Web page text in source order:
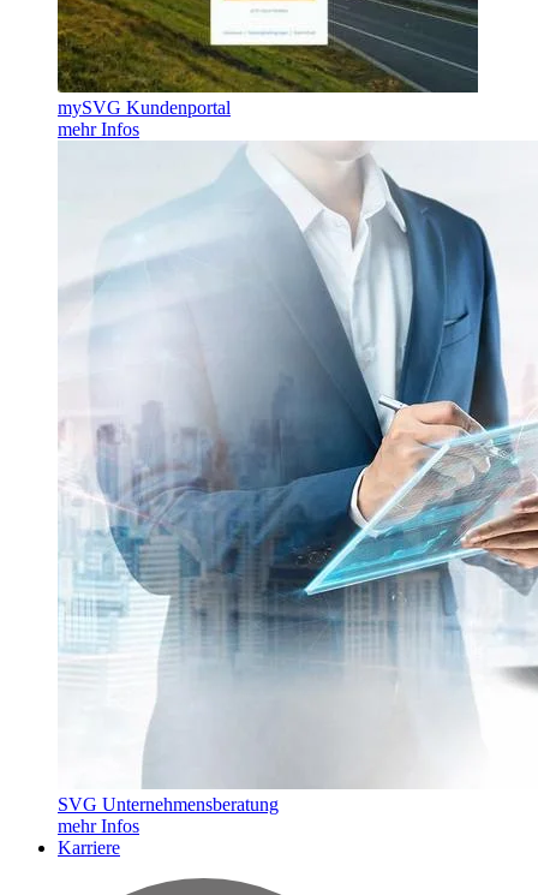
mySVG Kundenportal
mehr Infos
SVG Unternehmensberatung
mehr Infos
Karriere